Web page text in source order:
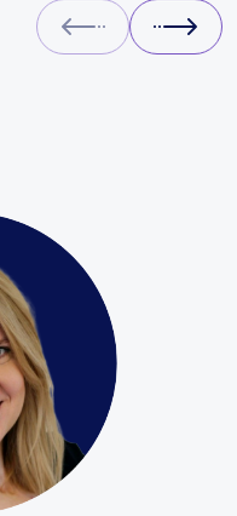
Prev Next